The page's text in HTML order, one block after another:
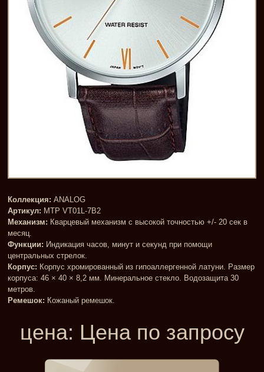
Коллекция: ANALOG
Артикул: MTP VT01L-7B2
Механизм: Кварцевый механизм с высокой точностью +/- 20 сек в
месяц.
Функции: Индикация часов, минут и секунд при помощи
центральных стрелок.
Корпус: Корпус хромированный из гипоаллергенной латуни. Размер
корпуса: 46 × 40 × 8,2 мм. Минеральное стекло. Водозащита 30
метров.
Ремешок: Кожаный ремешок.
цена: Цена по запросу